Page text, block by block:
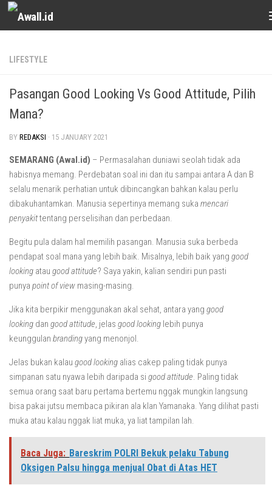
Skip to content
LIFESTYLE
Pasangan Good Looking Vs Good Attitude, Pilih
Mana?
BY REDAKSI · 15 JANUARY 2021
SEMARANG (Awal.id) – Permasalahan duniawi seolah tidak ada
habisnya memang. Perdebatan soal ini dan itu sampai antara A dan B
selalu menarik perhatian untuk dibincangkan bahkan kalau perlu
dibakuhantamkan. Manusia sepertinya memang suka mencari
penyakittentang perselisihan dan perbedaan.
Begitu pula dalam hal memilih pasangan. Manusia suka berbeda
pendapat soal mana yang lebih baik. Misalnya, lebih baik yang good
looking atau good attitude? Saya yakin, kalian sendiri pun pasti
punya point of view masing-masing.
Jika kita berpikir menggunakan akal sehat, antara yang good
looking dan good attitude, jelas good looking lebih punya
keunggulan brandingyang menonjol.
Jelas bukan kalau good looking alias cakep paling tidak punya
simpanan satu nyawa lebih daripada si good attitude. Paling tidak
semua orang saat baru pertama bertemu nggak mungkin langsung
bisa pakai jutsu membaca pikiran ala klan Yamanaka. Yang dilihat pasti
muka atau kalau nggak liat muka, ya liat tampilan lah.
Baca Juga: Bareskrim POLRI Bekuk pelaku Tabung
Oksigen Palsu hingga menjual Obat di Atas HET